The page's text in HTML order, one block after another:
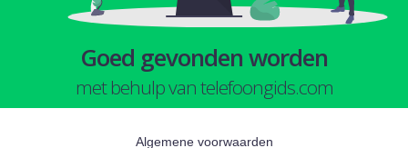
Goed gevonden worden
met behulp van telefoongids.com
Algemene voorwaarden